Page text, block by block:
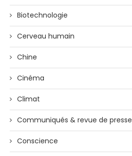
Biotechnologie
Cerveau humain
Chine
Cinéma
Climat
Communiqués & revue de presse
Conscience